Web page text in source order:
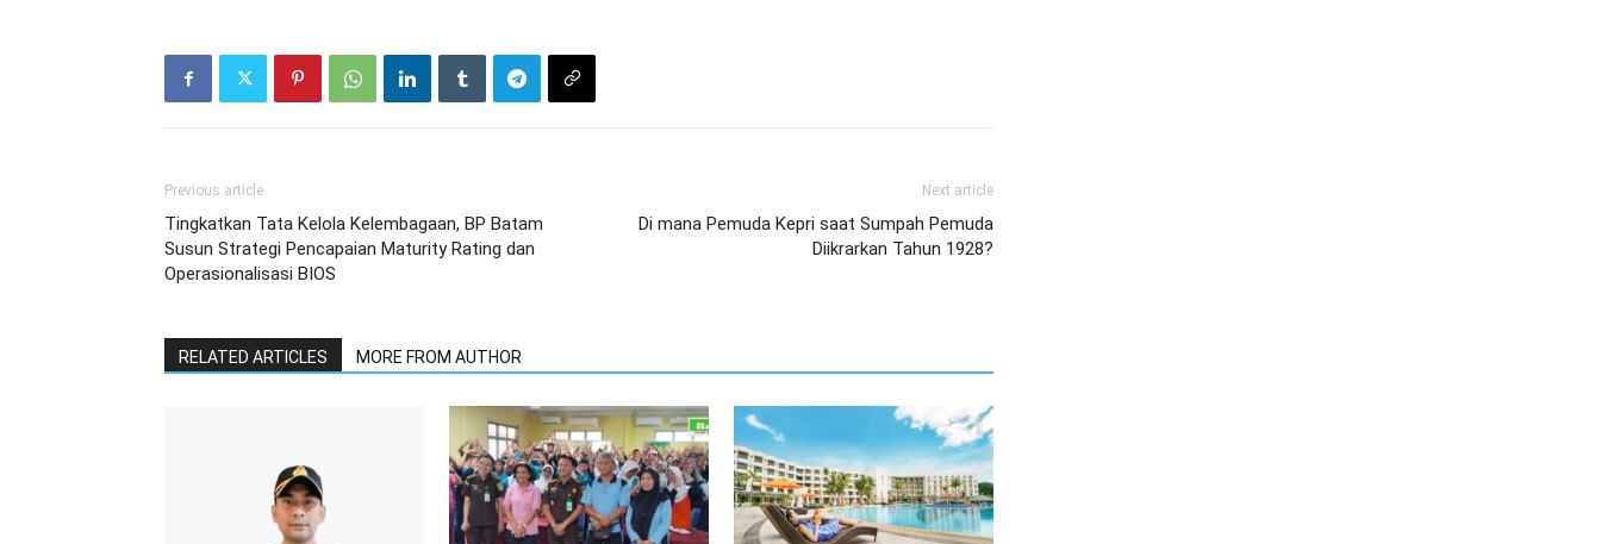
Previous article
Tingkatkan Tata Kelola Kelembagaan, BP Batam
Susun Strategi Pencapaian Maturity Rating dan
Operasionalisasi BIOS
Next article
Di mana Pemuda Kepri saat Sumpah Pemuda
Diikrarkan Tahun 1928?
RELATED ARTICLES MORE FROM AUTHOR